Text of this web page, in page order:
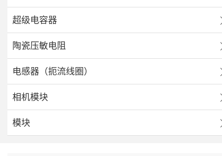
超级电容器
陶瓷压敏电阻
电感器（扼流线圈）
相机模块
模块